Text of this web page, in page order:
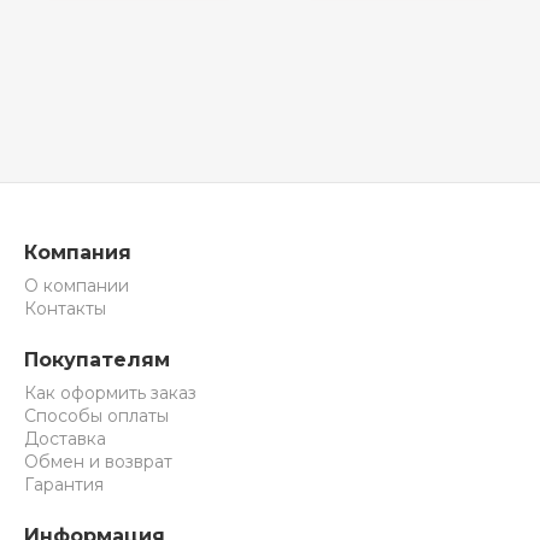
Компания
О компании
Контакты
Покупателям
Как оформить заказ
Способы оплаты
Доставка
Обмен и возврат
Гарантия